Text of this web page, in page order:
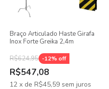
Braço Articulado Haste Girafa
Inox Forte Greika 2,4m
R$624,95 -12% off
R$547,08
12 x de R$45,59 sem juros